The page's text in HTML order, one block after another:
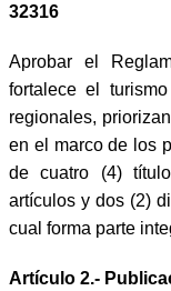
32316
Aprobar el
fortalece el
regionales,
en el marco de los
de cuatro (4)
artículos y dos (2)
cual forma parte
Artículo 2.-